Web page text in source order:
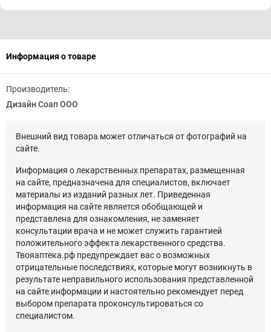
Информация о товаре
Производитель:
Дизайн Соап ООО
Внешний вид товара может отличаться от фотографий на
сайте.
Информация о лекарственных препаратах, размещенная
на сайте, предназначена для специалистов, включает
материалы из изданий разных лет. Приведенная
информация на сайте является обобщающей и
представлена для ознакомления, не заменяет
консультации врача и не может служить гарантией
положительного эффекта лекарственного средства.
Твояаптека.рф предупреждает вас о возможных
отрицательные последствиях, которые могут возникнуть в
результате неправильного использования представленной
на сайте информации и настоятельно рекомендует перед
выбором препарата проконсультироваться со
специалистом.